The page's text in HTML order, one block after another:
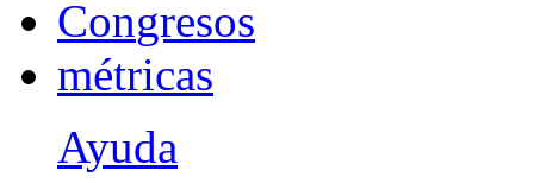
Congresos
métricas
Ayuda